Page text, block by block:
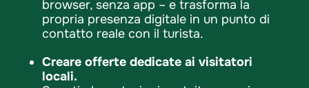
browser, senza app – e trasforma la
propria presenza digitale in un punto di
contatto reale con il turista.
Creare offerte dedicate ai visitatori
locali.